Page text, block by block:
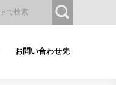
お問い合わせ先